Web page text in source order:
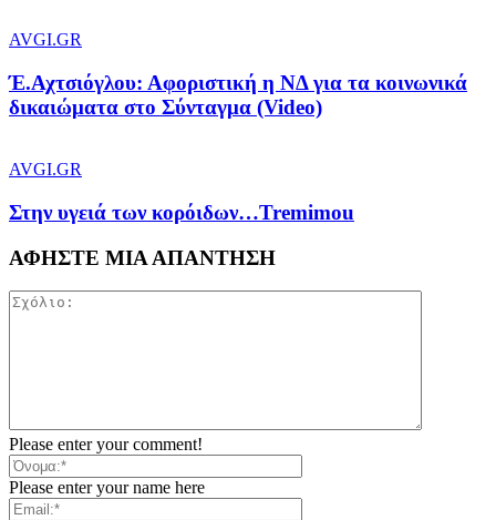
AVGI.GR
Έ.Αχτσιόγλου: Αφοριστική η ΝΔ για τα κοινωνικά
δικαιώματα στο Σύνταγμα (Video)
AVGI.GR
Στην υγειά των κορόιδων…Tremimou
ΑΦΗΣΤΕ ΜΙΑ ΑΠΑΝΤΗΣΗ
Please enter your comment!
Please enter your name here